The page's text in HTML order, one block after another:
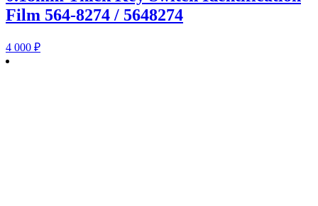
Film 564-8274 / 5648274
4 000 ₽